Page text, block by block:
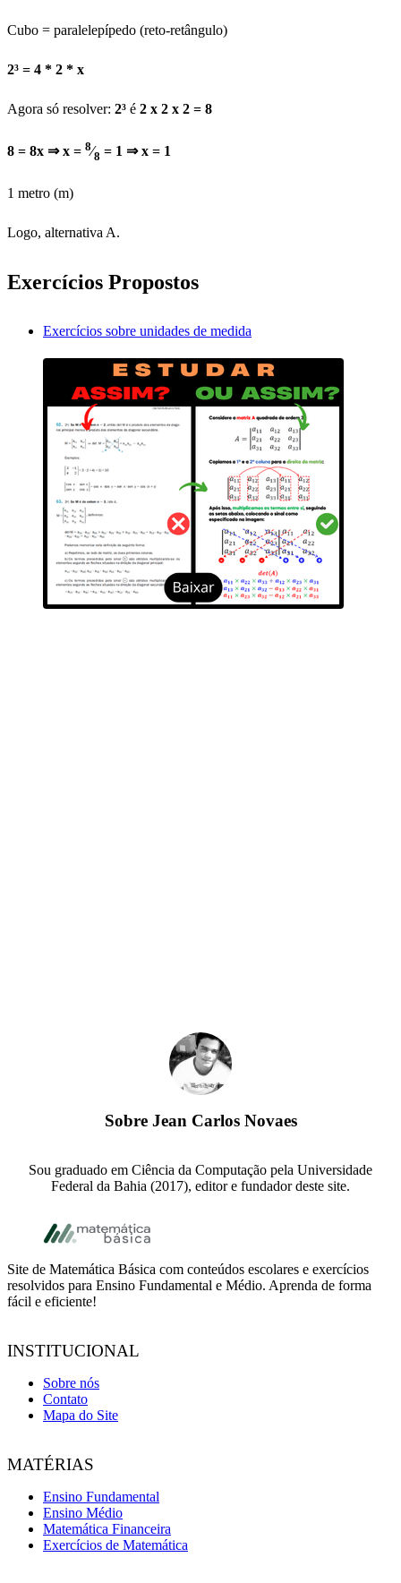
Cubo = paralelepípedo (reto-retângulo)
2³ = 4 * 2 * x
Agora só resolver: 2³ é 2 x 2 x 2 = 8
8 = 8x ⇒ x = 8⁄8 = 1 ⇒ x = 1
1 metro (m)
Logo, alternativa A.
Exercícios Propostos
Exercícios sobre unidades de medida
Sobre Jean Carlos Novaes
Sou graduado em Ciência da Computação pela Universidade
Federal da Bahia (2017), editor e fundador deste site.
Footer
Site de Matemática Básica com conteúdos escolares e exercícios
resolvidos para Ensino Fundamental e Médio. Aprenda de forma
fácil e eficiente!
INSTITUCIONAL
Sobre nós
Contato
Mapa do Site
MATÉRIAS
Ensino Fundamental
Ensino Médio
Matemática Financeira
Exercícios de Matemática